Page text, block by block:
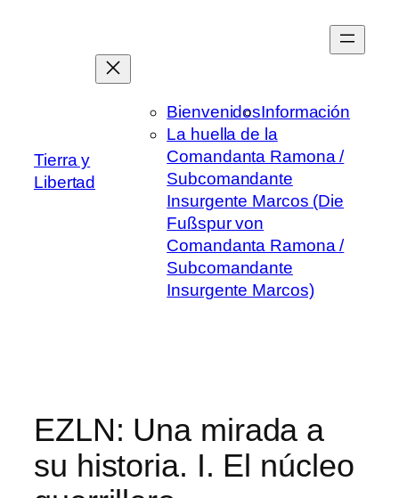
Tierra y
Libertad
BienvenidosInformación
La huella de la
Comandanta Ramona /
Subcomandante
Insurgente Marcos (Die
Fußspur von
Comandanta Ramona /
Subcomandante
Insurgente Marcos)
EZLN: Una mirada a
su historia. I. El núcleo